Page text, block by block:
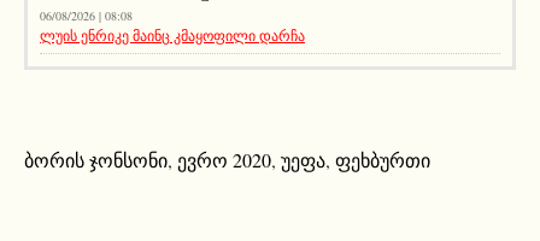
06/08/2026 | 08:08
ლუის ენრიკე მაინც კმაყოფილი დარჩა
ბორის ჯონსონი, ევრო 2020, უეფა, ფეხბურთი